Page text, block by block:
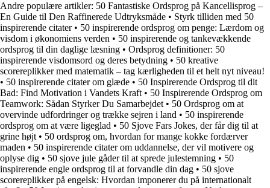
Andre populære artikler: 50 Fantastiske Ordsprog på Kancellisprog –
En Guide til Den Raffinerede Udtryksmåde • Styrk tilliden med 50
inspirerende citater• 50 inspirerende ordsprog om penge: Lærdom og
visdom i økonomiens verden • 50 inspirerende og tankevækkende
ordsprog til din daglige læsning • Ordsprog definitioner: 50
inspirerende visdomsord og deres betydning • 50 kreative
scorereplikker med matematik – tag kærligheden til et helt nyt niveau!
• 50 inspirerende citater om glæde • 50 Inspirerende Ordsprog til dit
Bad: Find Motivation i Vandets Kraft • 50 Inspirerende Ordsprog om
Teamwork: Sådan Styrker Du Samarbejdet • 50 Ordsprog om at
overvinde udfordringer og trække sejren i land • 50 inspirerende
ordsprog om at være ligeglad • 50 Sjove Fars Jokes, der får dig til at
grine højt • 50 ordsprog om, hvordan for mange kokke fordærver
maden • 50 inspirerende citater om uddannelse, der vil motivere og
oplyse dig • 50 sjove jule gåder til at sprede julestemning • 50
inspirerende engle ordsprog til at forvandle din dag • 50 sjove
scorereplikker på engelsk: Hvordan imponerer du på internationalt